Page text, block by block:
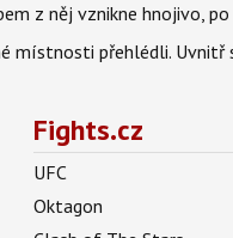
z něj vznikne hnojivo,
místnosti přehlédli.
Fights.cz
UFC
Oktagon